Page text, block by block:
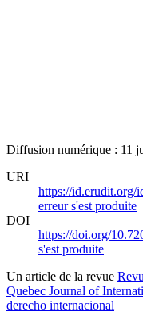
Diffusion numérique : 11
URI
https://id.erudit.org/
erreur s'est produite
DOI
https://doi.org/
s'est produite
Un article de la revue
Quebec Journal of
derecho internacional